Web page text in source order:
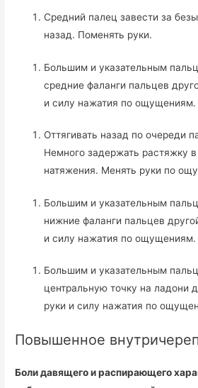
Средний палец завести за
назад. Поменять руки.
Большим и указательным
средние фаланги пальцев
и силу нажатия по ощущениям.
Оттягивать назад по очереди
Немного задержать растяжку
натяжения. Менять руки по
Большим и указательным
нижние фаланги пальцев
и силу нажатия по ощущениям.
Большим и указательным
центральную точку на ладони
руки и силу нажатия по
Повышенное
Боли давящего и распирающего